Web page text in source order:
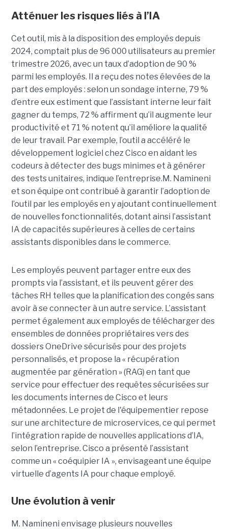
Atténuer les risques liés à l’IA
Cet outil, mis à la disposition des employés depuis
2024, comptait plus de 96 000 utilisateurs au premier
trimestre 2026, avec un taux d’adoption de 90 %
parmi les employés. Il a reçu des notes élevées de la
part des employés : selon un sondage interne, 79 %
d’entre eux estiment que l’assistant interne leur fait
gagner du temps, 72 % affirment qu’il augmente leur
productivité et 71 % notent qu’il améliore la qualité
de leur travail. Par exemple, l’outil a accéléré le
développement logiciel chez Cisco en aidant les
codeurs à détecter des bugs minimes et à générer
des tests unitaires, indique l’entreprise.M. Namineni
et son équipe ont contribué à garantir l’adoption de
l’outil par les employés en y ajoutant continuellement
de nouvelles fonctionnalités, dotant ainsi l’assistant
IA de capacités supérieures à celles de certains
assistants disponibles dans le commerce.
Les employés peuvent partager entre eux des
prompts via l’assistant, et ils peuvent gérer des
tâches RH telles que la planification des congés sans
avoir à se connecter à un autre service. L’assistant
permet également aux employés de télécharger des
ensembles de données propriétaires vers des
dossiers OneDrive sécurisés pour des projets
personnalisés, et propose la « récupération
augmentée par génération » (RAG) en tant que
service pour effectuer des requêtes sécurisées sur
les documents internes de Cisco et leurs
métadonnées. Le projet de l'équipementier repose
sur une architecture de microservices, ce qui permet
l’intégration rapide de nouvelles applications d’IA,
selon l’entreprise. Cisco a présenté l’assistant
comme un « coéquipier IA », envisageant une équipe
virtuelle d’agents IA pour chaque employé.
Une évolution à venir
M. Namineni envisage plusieurs nouvelles